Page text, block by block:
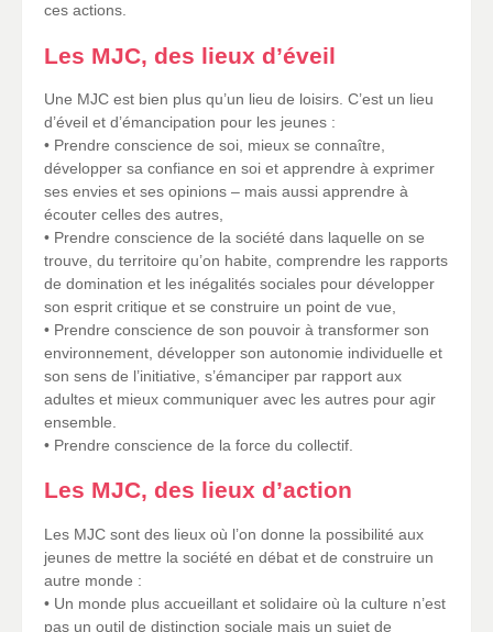
ces actions.
Les MJC, des lieux d’éveil
Une MJC est bien plus qu’un lieu de loisirs. C’est un lieu
d’éveil et d’émancipation pour les jeunes :
• Prendre conscience de soi, mieux se connaître,
développer sa confiance en soi et apprendre à exprimer
ses envies et ses opinions – mais aussi apprendre à
écouter celles des autres,
• Prendre conscience de la société dans laquelle on se
trouve, du territoire qu’on habite, comprendre les rapports
de domination et les inégalités sociales pour développer
son esprit critique et se construire un point de vue,
• Prendre conscience de son pouvoir à transformer son
environnement, développer son autonomie individuelle et
son sens de l’initiative, s’émanciper par rapport aux
adultes et mieux communiquer avec les autres pour agir
ensemble.
• Prendre conscience de la force du collectif.
Les MJC, des lieux d’action
Les MJC sont des lieux où l’on donne la possibilité aux
jeunes de mettre la société en débat et de construire un
autre monde :
• Un monde plus accueillant et solidaire où la culture n’est
pas un outil de distinction sociale mais un sujet de